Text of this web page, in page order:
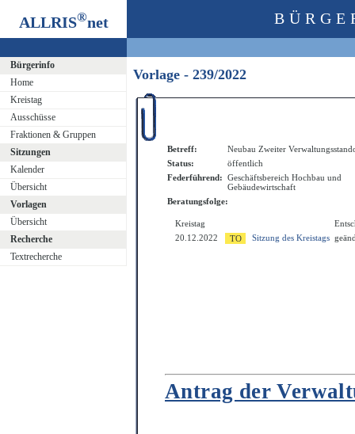
ALLRIS®net
Bürgerinfo
Home
Kreistag
Ausschüsse
Fraktionen & Gruppen
Sitzungen
Kalender
Übersicht
Vorlagen
Übersicht
Recherche
Textrecherche
Vorlage - 239/2022
Betreff:
Neubau Zweiter
Status:
öffentlich
Federführend: Geschäftsbereich Hochbau und
Gebäudewirtschaft
Beratungsfolge:
Kreistag
20.12.2022
Sitzung des Kreistags
Antrag der